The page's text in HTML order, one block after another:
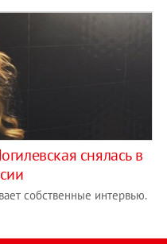
снялась в
собственные интервью.